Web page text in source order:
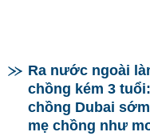
Ra nước ngoài
chồng kém 3
chồng Dubai
mẹ chồng như